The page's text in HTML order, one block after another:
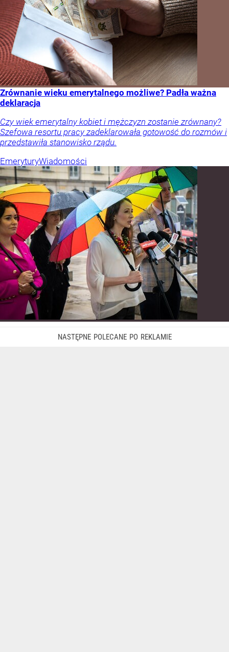
Zrównanie wieku emerytalnego możliwe? Padła ważna
deklaracja
Czy wiek emerytalny kobiet i mężczyzn zostanie zrównany?
Szefowa resortu pracy zadeklarowała gotowość do rozmów i
przedstawiła stanowisko rządu.
EmeryturyWiadomości